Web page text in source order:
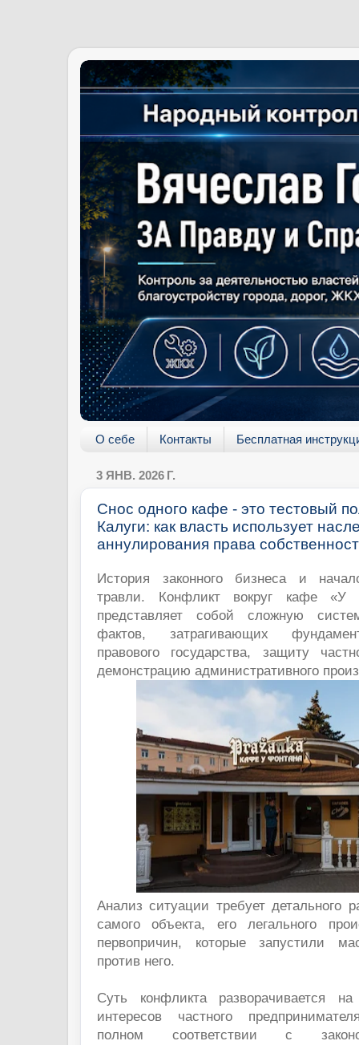
О себе Контакты Бесплатная
3 ЯНВ. 2026 Г.
Снос одного кафе - это тестовый
Калуги: как власть использует
аннулирования права
История законного бизнеса и
травли. Конфликт вокруг кафе «У
представляет собой сложную
фактов, затрагивающих
правового государства, защиту
демонстрацию административного
Анализ ситуации требует детального
самого объекта, его легального
первопричин, которые запустили
против него.
Суть конфликта разворачивается
интересов частного
полном соответствии с